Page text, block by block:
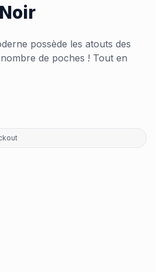
possède les atouts des
de poches ! Tout en